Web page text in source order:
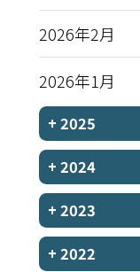
2026年2月
2026年1月
+ 2025
+ 2024
+ 2023
+ 2022